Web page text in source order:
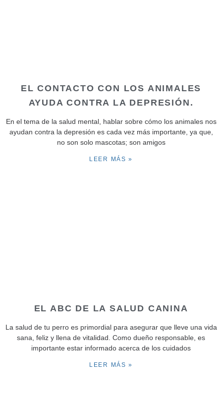
EL CONTACTO CON LOS ANIMALES
AYUDA CONTRA LA DEPRESIÓN.
En el tema de la salud mental, hablar sobre cómo los animales nos
ayudan contra la depresión es cada vez más importante, ya que,
no son solo mascotas; son amigos
LEER MÁS »
EL ABC DE LA SALUD CANINA
La salud de tu perro es primordial para asegurar que lleve una vida
sana, feliz y llena de vitalidad. Como dueño responsable, es
importante estar informado acerca de los cuidados
LEER MÁS »